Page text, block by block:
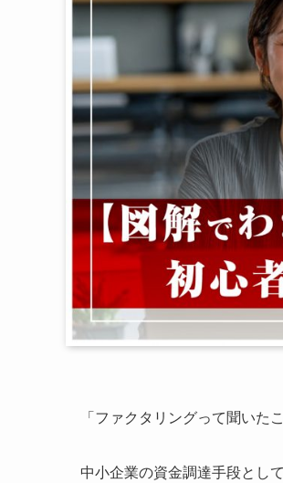
「ファクタリングって聞いた
中小企業の資金調達手段とし